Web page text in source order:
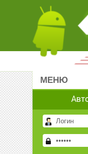
МЕНЮ